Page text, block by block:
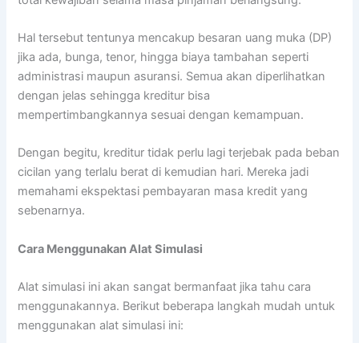
Hal tersebut tentunya mencakup besaran uang muka (DP)
jika ada, bunga, tenor, hingga biaya tambahan seperti
administrasi maupun asuransi. Semua akan diperlihatkan
dengan jelas sehingga kreditur bisa
mempertimbangkannya sesuai dengan kemampuan.
Dengan begitu, kreditur tidak perlu lagi terjebak pada beban
cicilan yang terlalu berat di kemudian hari. Mereka jadi
memahami ekspektasi pembayaran masa kredit yang
sebenarnya.
Cara Menggunakan Alat Simulasi
Alat simulasi ini akan sangat bermanfaat jika tahu cara
menggunakannya. Berikut beberapa langkah mudah untuk
menggunakan alat simulasi ini: